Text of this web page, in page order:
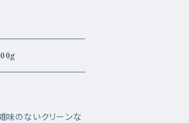
味のないクリーンな